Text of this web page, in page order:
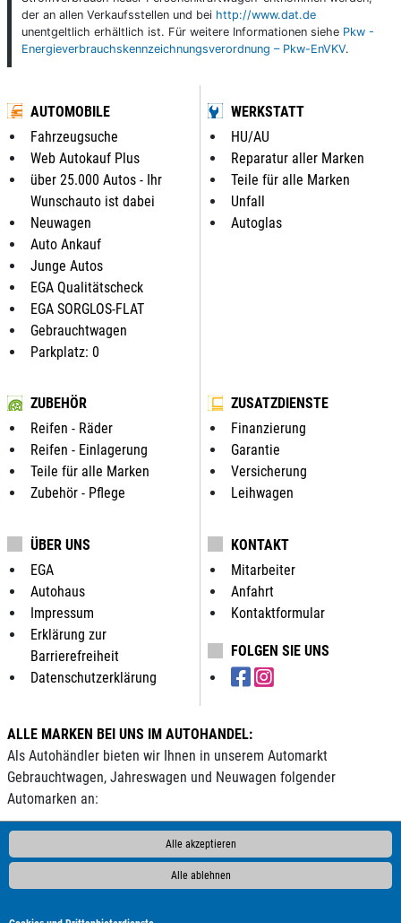
Alle akzeptieren
Alle ablehnen
der an allen Verkaufsstellen und bei http://www.dat.de
unentgeltlich erhältlich ist. Für weitere Informationen siehe Pkw -
Energieverbrauchskennzeichnungsverordnung – Pkw-EnVKV.
AUTOMOBILE
Fahrzeugsuche
Web Autokauf Plus
über 25.000 Autos - Ihr
Wunschauto ist dabei
Neuwagen
Auto Ankauf
Junge Autos
EGA Qualitätscheck
EGA SORGLOS-FLAT
Gebrauchtwagen
Parkplatz: 0
WERKSTATT
HU/AU
Reparatur aller Marken
Teile für alle Marken
Unfall
Autoglas
ZUBEHÖR
Reifen - Räder
Reifen - Einlagerung
Teile für alle Marken
Zubehör - Pflege
ZUSATZDIENSTE
Finanzierung
Garantie
Versicherung
Leihwagen
ÜBER UNS
EGA
Autohaus
Impressum
Erklärung zur
Barrierefreiheit
Datenschutzerklärung
KONTAKT
Mitarbeiter
Anfahrt
Kontaktformular
FOLGEN SIE UNS
ALLE MARKEN BEI UNS IM AUTOHANDEL:
Als Autohändler bieten wir Ihnen in unserem Automarkt
Gebrauchtwagen, Jahreswagen und Neuwagen folgender
Automarken an:
AC ALPINA Abarth Aixam Alfa Romeo Andere
Audi
BAIC
BAW BMW BYD Bentley Borgward
Bürstner
Carthago Chausson